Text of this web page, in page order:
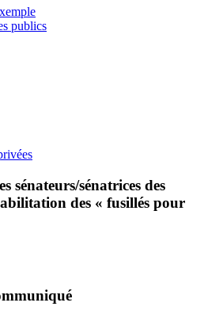
publics
sénateurs/sénatrices des
des « fusillés pour